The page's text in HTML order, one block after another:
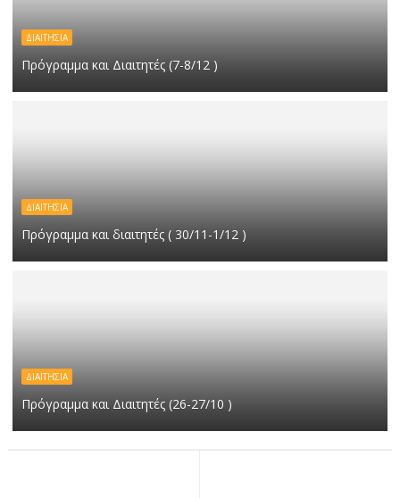
ΔΙΑΙΤΗΣΙΑ
Πρόγραμμα και Διαιτητές (7-8/12 )
ΔΙΑΙΤΗΣΙΑ
Πρόγραμμα και διαιτητές ( 30/11-1/12 )
ΔΙΑΙΤΗΣΙΑ
Πρόγραμμα και Διαιτητές (26-27/10 )